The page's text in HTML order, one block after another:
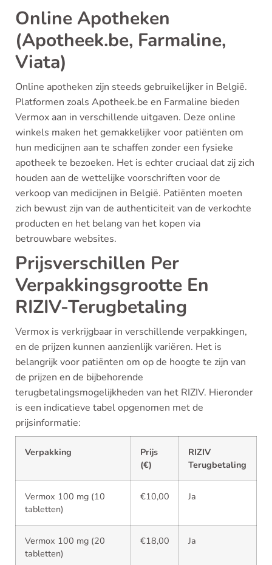
Online Apotheken
(Apotheek.be, Farmaline,
Viata)
Online apotheken zijn steeds gebruikelijker in België.
Platformen zoals Apotheek.be en Farmaline bieden
Vermox aan in verschillende uitgaven. Deze online
winkels maken het gemakkelijker voor patiënten om
hun medicijnen aan te schaffen zonder een fysieke
apotheek te bezoeken. Het is echter cruciaal dat zij zich
houden aan de wettelijke voorschriften voor de
verkoop van medicijnen in België. Patiënten moeten
zich bewust zijn van de authenticiteit van de verkochte
producten en het belang van het kopen via
betrouwbare websites.
Prijsverschillen Per
Verpakkingsgrootte En
RIZIV-Terugbetaling
Vermox is verkrijgbaar in verschillende verpakkingen,
en de prijzen kunnen aanzienlijk variëren. Het is
belangrijk voor patiënten om op de hoogte te zijn van
de prijzen en de bijbehorende
terugbetalingsmogelijkheden van het RIZIV. Hieronder
is een indicatieve tabel opgenomen met de
prijsinformatie:
Verpakking
Prijs
(€)
RIZIV
Terugbetaling
Vermox 100 mg (10
tabletten)
€10,00 Ja
Vermox 100 mg (20
tabletten)
€18,00 Ja